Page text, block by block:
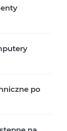
po